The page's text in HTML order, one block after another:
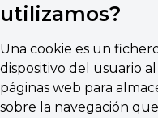
utilizamos?
Una cookie es un
dispositivo del usuario
páginas web para
sobre la navegación